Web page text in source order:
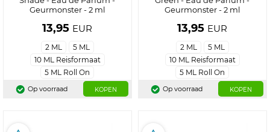
Geurmonster - 2 ml
13,95 EUR
2 ML
5 ML
10 ML Reisformaat
5 ML Roll On
Op voorraad KOPEN
Geurmonster - 2 ml
13,95 EUR
2 ML
5 ML
10 ML Reisformaat
5 ML Roll On
Op voorraad KOPEN